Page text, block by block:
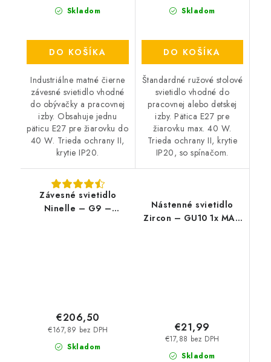
Skladom
DO KOŠÍKA
Industriálne matné čierne
závesné svietidlo vhodné
do obývačky a pracovnej
izby. Obsahuje jednu
päticu E27 pre žiarovku do
40 W. Trieda ochrany II,
krytie IP20.
Skladom
DO KOŠÍKA
Štandardné ružové stolové
svietidlo vhodné do
pracovnej alebo detskej
izby. Pätica E27 pre
žiarovku max. 40 W.
Trieda ochrany II, krytie
IP20, so spínačom.
Závesné svietidlo
Ninelle – G9 –
Skladom
€167,89 bez DPH
€206,50
Nástenné svietidlo
Zircon – GU10 1x MAX
Skladom
€17,88 bez DPH
€21,99